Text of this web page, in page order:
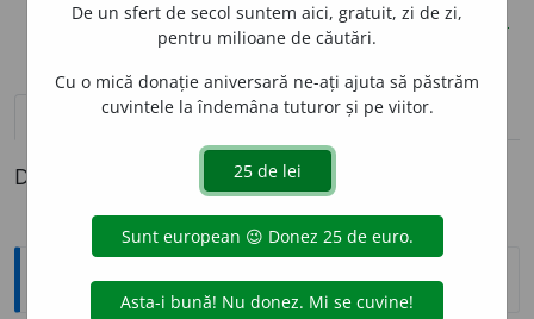
opțiuni
definiții (1) pronunțievolume_up (44)
Definiția cu ID-ul 1160086:
Ortografice DOOM
De un sfert de secol suntem aici, gratuit, zi de zi,
pentru milioane de căutări.
Cu o mică donație aniversară ne-ați ajuta să păstrăm
cuvintele la îndemâna tuturor și pe viitor.